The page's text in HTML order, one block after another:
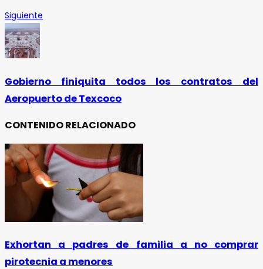
Siguiente
Gobierno finiquita todos los contratos del
Aeropuerto de Texcoco
CONTENIDO RELACIONADO
Exhortan a padres de familia a no comprar
pirotecnia a menores